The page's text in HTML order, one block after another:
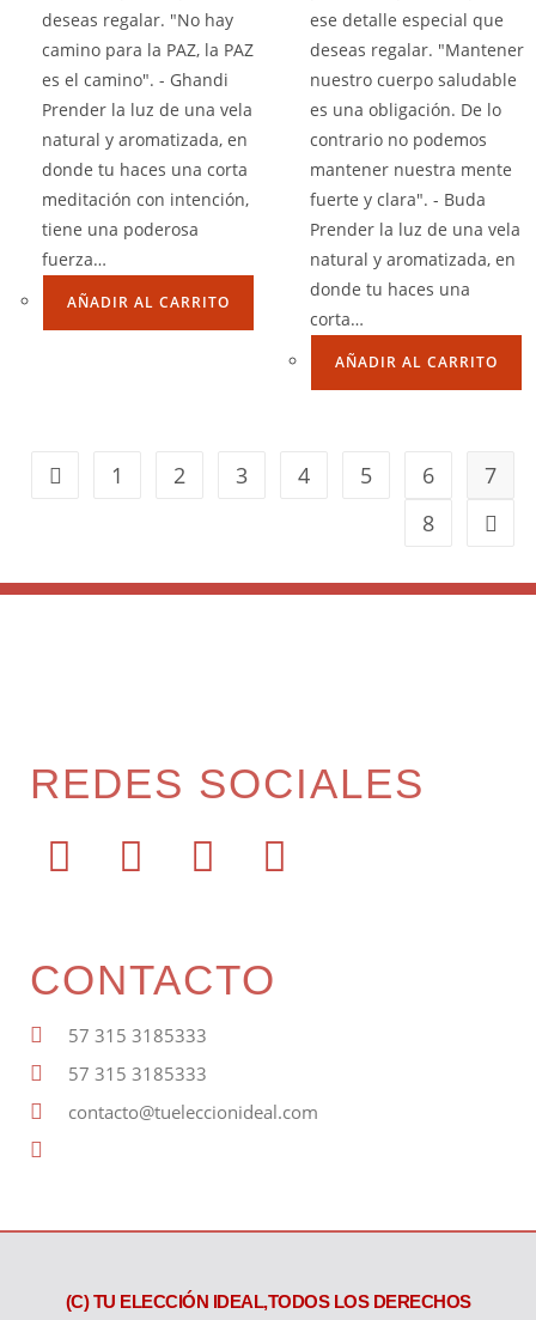
deseas regalar. "No hay
camino para la PAZ, la PAZ
es el camino". - Ghandi
Prender la luz de una vela
natural y aromatizada, en
donde tu haces una corta
meditación con intención,
tiene una poderosa
fuerza…
AÑADIR AL CARRITO
ese detalle especial que
deseas regalar. "Mantener
nuestro cuerpo saludable
es una obligación. De lo
contrario no podemos
mantener nuestra mente
fuerte y clara". - Buda
Prender la luz de una vela
natural y aromatizada, en
donde tu haces una
corta…
AÑADIR AL CARRITO
1 2 3 4 5 6
7
8
REDES SOCIALES
CONTACTO
57 315 3185333
57 315 3185333
contacto@tueleccionideal.com
(C) TU ELECCIÓN IDEAL,TODOS LOS DERECHOS